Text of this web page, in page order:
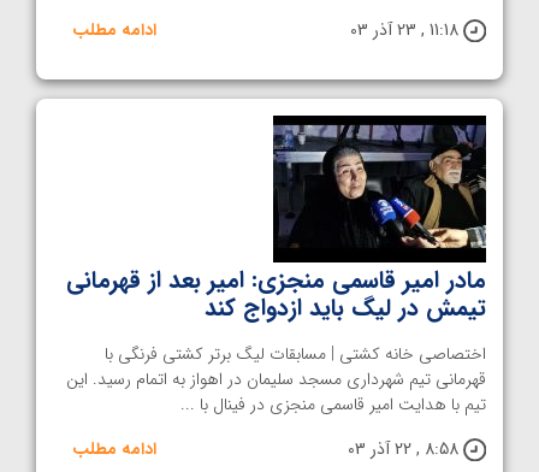
11:18 , 23 آذر 03
ادامه مطلب
مادر امیر قاسمی منجزی: امیر بعد از قهرمانی
تیمش در لیگ باید ازدواج کند
اختصاصی خانه کشتی | مسابقات لیگ برتر کشتی فرنگی با
قهرمانی تیم شهرداری مسجد سلیمان در اهواز به اتمام رسید. این
تیم با هدایت امیر قاسمی منجزی در فینال با ...
8:58 , 22 آذر 03
ادامه مطلب